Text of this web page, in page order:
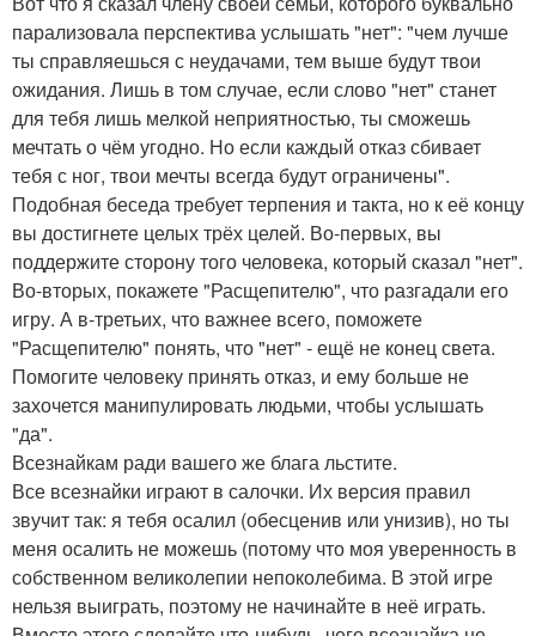
парализовала перспектива услышать "нет": "чем лучше
ты справляешься с неудачами, тем выше будут твои
ожидания. Лишь в том случае, если слово "нет" станет
для тебя лишь мелкой неприятностью, ты сможешь
мечтать о чём угодно. Но если каждый отказ сбивает
тебя с ног, твои мечты всегда будут ограничены".
Подобная беседа требует терпения и такта, но к её концу
вы достигнете целых трёх целей. Во-первых, вы
поддержите сторону того человека, который сказал "нет".
Во-вторых, покажете "Расщепителю", что разгадали его
игру. А в-третьих, что важнее всего, поможете
"Расщепителю" понять, что "нет" - ещё не конец света.
Помогите человеку принять отказ, и ему больше не
захочется манипулировать людьми, чтобы услышать
"да".
Всезнайкам ради вашего же блага льстите.
Все всезнайки играют в салочки. Их версия правил
звучит так: я тебя осалил (обесценив или унизив), но ты
меня осалить не можешь (потому что моя уверенность в
собственном великолепии непоколебима. В этой игре
нельзя выиграть, поэтому не начинайте в неё играть.